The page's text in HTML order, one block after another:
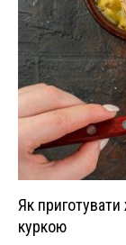
Як
куркою